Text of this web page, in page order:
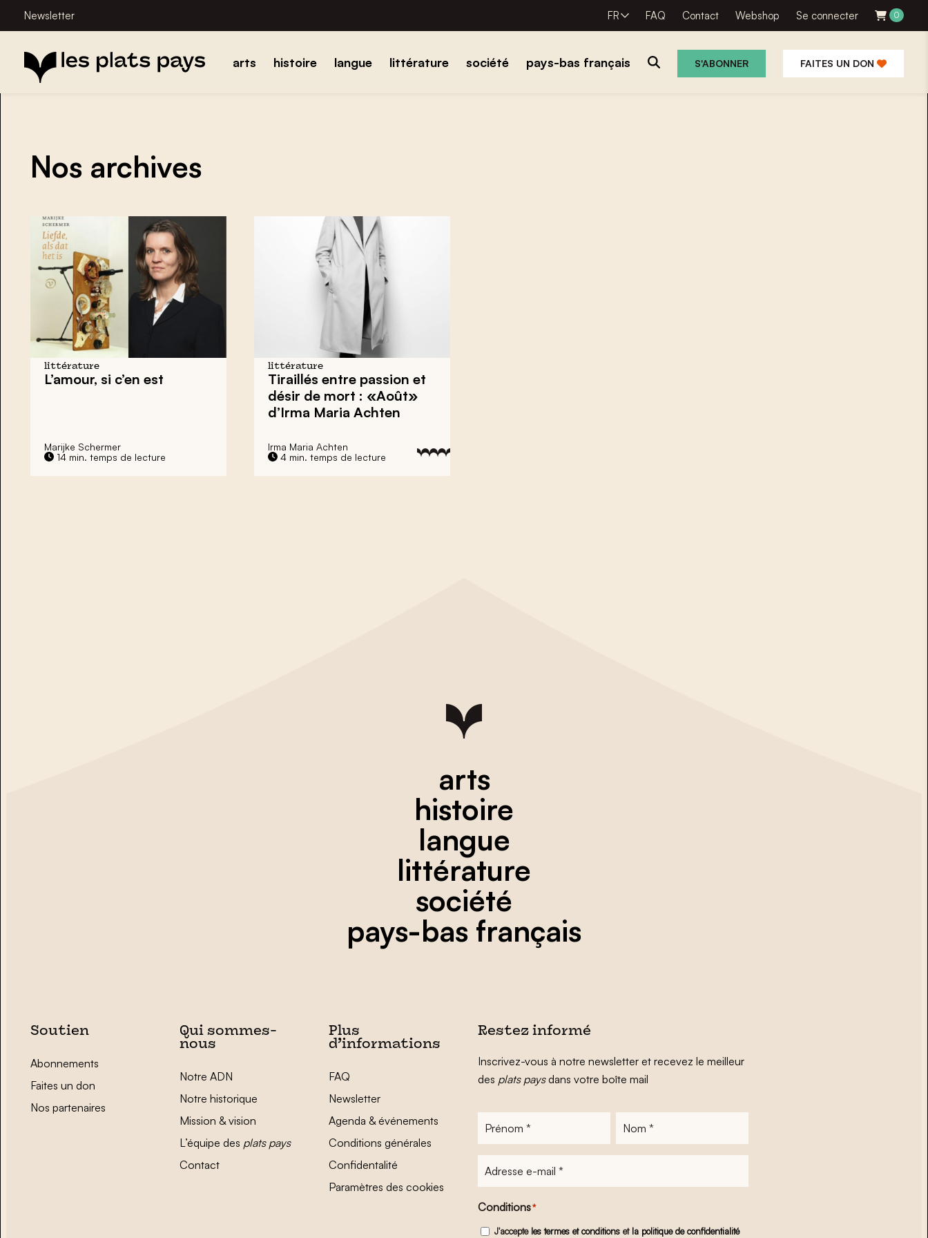
Newsletter FR FAQ Contact Webshop Se connecter 0
arts histoire langue littérature société pays-bas français S'ABONNER FAITES UN DON
Nos archives
littérature
L’amour, si c’en est
Marijke Schermer
14 min. temps de lecture
littérature
Tiraillés entre passion et
désir de mort : «Août»
d’Irma Maria Achten
Irma Maria Achten
4 min. temps de lecture
arts
histoire
langue
littérature
société
pays-bas français
Soutien
Abonnements
Faites un don
Nos partenaires
Qui sommes-
nous
Notre ADN
Notre historique
Mission & vision
L’équipe des plats pays
Contact
Plus
d’informations
FAQ
Newsletter
Agenda & événements
Conditions générales
Confidentalité
Paramètres des cookies
Restez informé
Inscrivez-vous à notre newsletter et recevez le meilleur
des plats paysdans votre boîte mail
mail
Conditions*
J'accepte les termes et conditionset la politique de confidentialité